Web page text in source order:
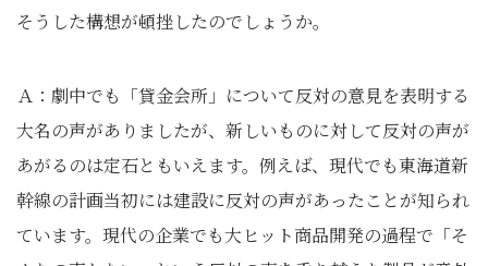
そうした構想が頓挫したのでしょうか。
Ａ：劇中でも「貸金会所」について反対の意見を表明する
大名の声がありましたが、新しいものに対して反対の声が
あがるのは定石ともいえます。例えば、現代でも東海道新
幹線の計画当初には建設に反対の声があったことが知られ
ています。現代の企業でも大ヒット商品開発の過程で「そ